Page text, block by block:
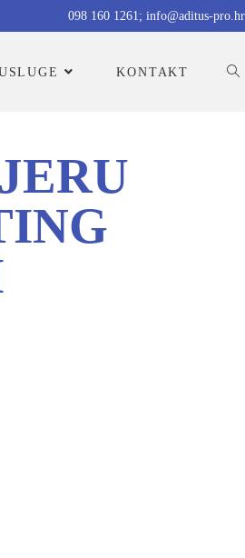
098 160 1261; info@aditus-pro.hr
KONTAKT